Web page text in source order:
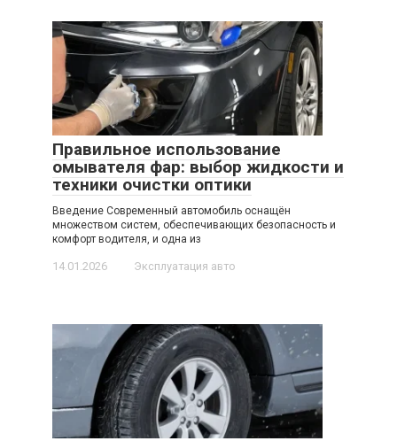
Правильное использование
омывателя фар: выбор жидкости и
техники очистки оптики
Введение Современный автомобиль оснащён
множеством систем, обеспечивающих безопасность и
комфорт водителя, и одна из
14.01.2026 Эксплуатация авто